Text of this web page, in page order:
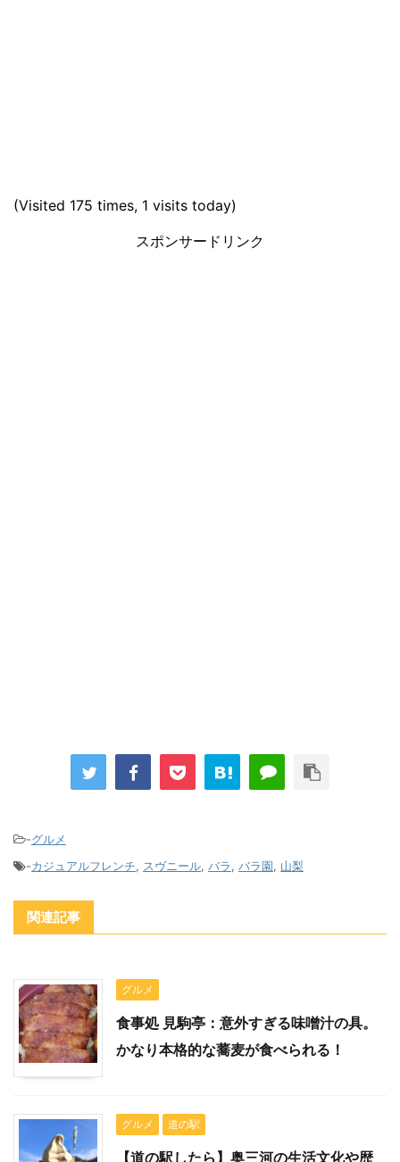
(Visited 175 times, 1 visits today)
スポンサードリンク
-グルメ
-カジュアルフレンチ, スヴニール, バラ, バラ園, 山梨
関連記事
グルメ
食事処 見駒亭：意外すぎる味噌汁の具。
かなり本格的な蕎麦が食べられる！
グルメ 道の駅
【道の駅したら】奥三河の生活文化や歴